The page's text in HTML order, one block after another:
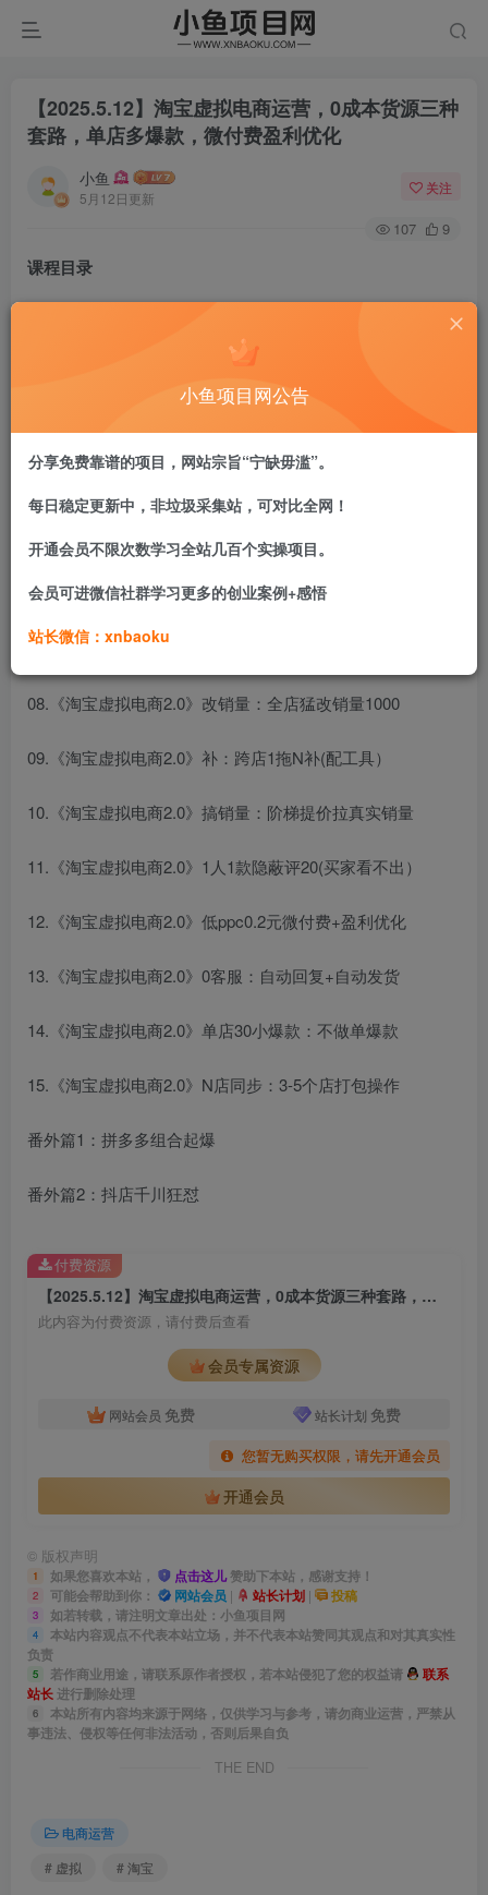
【2025.5.12】淘宝虚拟电商运营，0成本货源三种
套路，单店多爆款，微付费盈利优化
小鱼
5月12日更新
关注
107 9
课程目录
03.《淘宝虚拟电商2.0》虚拟词选品：带着挖掘出好品
05.《淘宝虚拟电商2.0》0成本搞上家货源的3种套路
06.《淘宝虚拟电商2.0》差异化：制作专属图模版套用
07.《淘宝虚拟电商2.0》上款：上可付费推类+快速上
08.《淘宝虚拟电商2.0》改销量：全店猛改销量1000
09.《淘宝虚拟电商2.0》补：跨店1拖N补(配工具）
10.《淘宝虚拟电商2.0》搞销量：阶梯提价拉真实销量
11.《淘宝虚拟电商2.0》1人1款隐蔽评20(买家看不出）
12.《淘宝虚拟电商2.0》低ppc0.2元微付费+盈利优化
13.《淘宝虚拟电商2.0》0客服：自动回复+自动发货
14.《淘宝虚拟电商2.0》单店30小爆款：不做单爆款
15.《淘宝虚拟电商2.0》N店同步：3-5个店打包操作
番外篇1：拼多多组合起爆
番外篇2：抖店千川狂怼
【2025.5.12】淘宝虚拟电商运营，0成本货源三种套路，单店多爆款，微付费盈利优化
此内容为付费资源，请付费后查看
会员专属资源
网站会员 免费 站长计划 免费
您暂无购买权限，请先开通会员
开通会员
付费资源
© 版权声明
1 如果您喜欢本站， 点击这儿赞助下本站，感谢支持！
2 可能会帮助到你： 网站会员 | 站长计划 | 投稿
3 如若转载，请注明文章出处：小鱼项目网
4
本站内容观点不代表本站立场，并不代表本站赞同其观点和对其真实性
负责
5 若作商业用途，请联系原作者授权，若本站侵犯了您的权益请
联系
站长进行删除处理
6
本站所有内容均来源于网络，仅供学习与参考，请勿商业运营，严禁从
事违法、侵权等任何非法活动，否则后果自负
THE END
电商运营
# 虚拟
# 淘宝
小鱼项目网公告
分享免费靠谱的项目，网站宗旨“宁缺毋滥”。
每日稳定更新中，非垃圾采集站，可对比全网！
开通会员不限次数学习全站几百个实操项目。
会员可进微信社群学习更多的创业案例+感悟
站长微信：xnbaoku